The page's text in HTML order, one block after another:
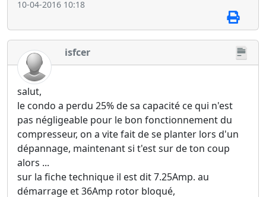
10-04-2016 10:18
isfcer
salut,
le condo a perdu 25% de sa capacité ce qui n'est
pas négligeable pour le bon fonctionnement du
compresseur, on a vite fait de se planter lors d'un
dépannage, maintenant si t'est sur de ton coup
alors ...
sur la fiche technique il est dit 7.25Amp. au
démarrage et 36Amp rotor bloqué,